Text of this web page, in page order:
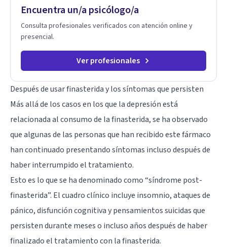
sobre tu vida diaria.
Encuentra un/a psicólogo/a
Consulta profesionales verificados con atención online y
presencial.
Ver profesionales
Después de usar finasterida y los síntomas que persisten
Más allá de los casos en los que la depresión está
relacionada al consumo de la finasterida, se ha observado
que algunas de las personas que han recibido este fármaco
han continuado presentando síntomas incluso después de
haber interrumpido el tratamiento.
Esto es lo que se ha denominado como “síndrome post-
finasterida”. El cuadro clínico incluye insomnio, ataques de
pánico, disfunción cognitiva y pensamientos suicidas que
persisten durante meses o incluso años después de haber
finalizado el tratamiento con la finasterida.